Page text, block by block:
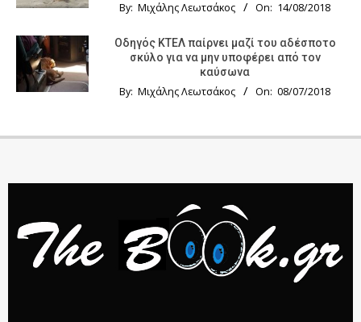
By: Μιχάλης Λεωτσάκος On: 14/08/2018
Οδηγός KTΕΛ παίρνει μαζί του αδέσποτο
σκύλο για να μην υποφέρει από τον
καύσωνα
By: Μιχάλης Λεωτσάκος On: 08/07/2018